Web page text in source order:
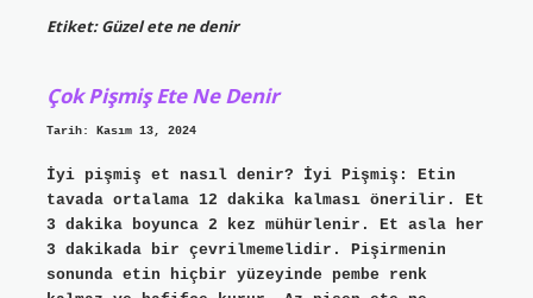
Etiket:Güzel ete ne denir
Çok Pişmiş Ete Ne Denir
Tarih: Kasım 13, 2024
İyi pişmiş et nasıl denir? İyi Pişmiş: Etin
tavada ortalama 12 dakika kalması önerilir. Et
3 dakika boyunca 2 kez mühürlenir. Et asla her
3 dakikada bir çevrilmemelidir. Pişirmenin
sonunda etin hiçbir yüzeyinde pembe renk